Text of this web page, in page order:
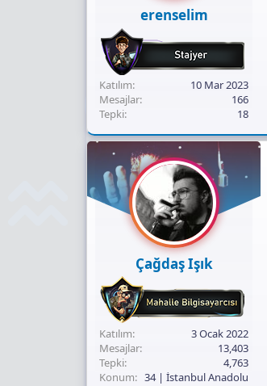
erenselim
Katılım
10 Mar 2023
Mesajlar
166
Tepki
18
Çağdaş Işık
Katılım
3 Ocak 2022
Mesajlar
13,403
Tepki
4,763
Konum
34 | İstanbul Anadolu